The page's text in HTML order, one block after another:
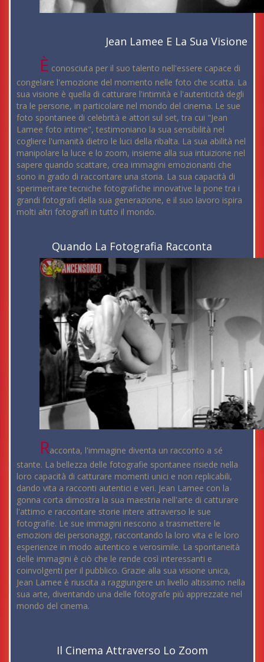
Jean Lamee E La Sua Visione
È conosciuta per il suo talento nell'essere capace di
congelare l'emozione del momento nelle foto che scatta. La
sua visione è quella di catturare l'intimità e l'autenticità degli
tra le persone, in particolare nel mondo del cinema. Le sue
foto spontanee di celebrità e attori sul set, tra cui "Jean
Lamee foto intime", testimoniano la sua sensibilità nel
cogliere l'umanità dietro le luci della ribalta. La sua abilità nel
manipolare la luce e lo zoom, insieme alla sua intuizione nel
sapere quando scattare, crea immagini emozionanti che
sono in grado di raccontare una storia. La sua capacità di
sperimentare tecniche fotografiche innovative la pone tra i
grandi fotografi della sua generazione, e il suo lavoro ispira
molti altri fotografi in tutto il mondo.
Quando La Fotografia Racconta
Racconta, l'immagine diventa un racconto a sé
stante. La bellezza delle fotografie spontanee risiede nella
loro capacità di catturare momenti unici e non replicabili,
dando vita a racconti autentici e veri. Jean Lamee con la
gonna corta dimostra la sua maestria nell'arte di catturare
l'attimo e raccontare storie intere attraverso le sue
fotografie. Le sue immagini riescono a trasmettere le
emozioni dei personaggi, raccontando la loro vita e le loro
esperienze in modo autentico e verosimile. La spontaneità
delle immagini è ciò che le rende così interessanti e
coinvolgenti per il pubblico. Grazie alla sua visione unica,
Jean Lamee è riuscita a raggiungere un livello altissimo nella
sua arte, diventando una delle fotografe più apprezzate nel
mondo del cinema.
Il Cinema Attraverso Lo Zoom